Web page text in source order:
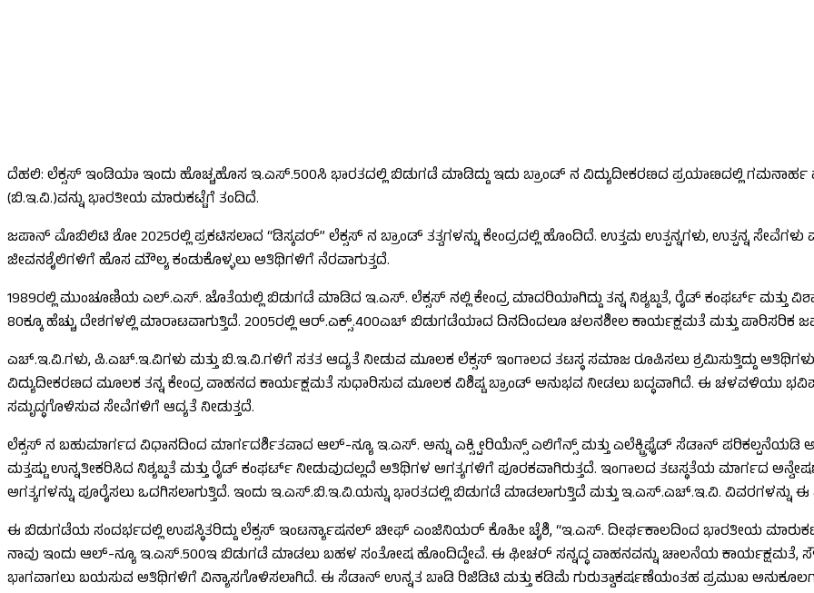
ದೆಹಲಿ: ಲೆಕ್ಸಸ್ ಇಂಡಿಯಾ ಇಂದು ಹೊಚ್ಚಹೊಸ ಇ.ಎಸ್.500ಸಿ ಭಾರತದಲ್ಲಿ ಬಿಡುಗಡೆ ಮಾಡಿದ್ದು ಇದು ಬ್ರಾಂಡ್ ನ ವಿದ್ಯುದೀಕರಣದ ಪ್ರಯಾಣದಲ್ಲಿ ಗಮನಾರ್ಹ
(ಬಿ.ಇ.ವಿ.)ವನ್ನು ಭಾರತೀಯ ಮಾರುಕಟ್ಟೆಗೆ ತಂದಿದೆ.
ಜಪಾನ್ ಮೊಬಿಲಿಟಿ ಶೋ 2025ರಲ್ಲಿ ಪ್ರಕಟಿಸಲಾದ “ಡಿಸ್ಕವರ್” ಲೆಕ್ಸಸ್ ನ ಬ್ರಾಂಡ್ ತತ್ವಗಳನ್ನು ಕೇಂದ್ರದಲ್ಲಿ ಹೊಂದಿದೆ. ಉತ್ತಮ ಉತ್ಪನ್ನಗಳು, ಉತ್ಪನ್ನ
ಜೀವನಶೈಲಿಗಳಿಗೆ ಹೊಸ ಮೌಲ್ಯ ಕಂಡುಕೊಳ್ಳಲು ಅತಿಥಿಗಳಿಗೆ ನೆರವಾಗುತ್ತದೆ.
1989ರಲ್ಲಿ ಮುಂಚೂಣಿಯ ಎಲ್.ಎಸ್. ಜೊತೆಯಲ್ಲಿ ಬಿಡುಗಡೆ ಮಾಡಿದ ಇ.ಎಸ್. ಲೆಕ್ಸಸ್‍ ನಲ್ಲಿ ಕೇಂದ್ರ ಮಾದರಿಯಾಗಿದ್ದು ತನ್ನ ನಿಶ್ಯಬ್ದತೆ, ರೈಡ್ ಕಂಫರ್ಟ್ ಮತ್ತು
80ಕ್ಕೂ ಹೆಚ್ಚು ದೇಶಗಳಲ್ಲಿ ಮಾರಾಟವಾಗುತ್ತಿದೆ. 2005ರಲ್ಲಿ ಆರ್.ಎಕ್ಸ್.400ಎಚ್ ಬಿಡುಗಡೆಯಾದ ದಿನದಿಂದಲೂ ಚಲನಶೀಲ ಕಾರ್ಯಕ್ಷಮತೆ ಮತ್ತು ಪಾರಿಸರಿಕ
ಎಚ್.ಇ.ವಿ.ಗಳು, ಪಿ.ಎಚ್.ಇ.ವಿಗಳು ಮತ್ತು ಬಿ.ಇ.ವಿ.ಗಳಿಗೆ ಸತತ ಆದ್ಯತೆ ನೀಡುವ ಮೂಲಕ ಲೆಕ್ಸಸ್ ಇಂಗಾಲದ ತಟಸ್ಥ ಸಮಾಜ ರೂಪಿಸಲು ಶ್ರಮಿಸುತ್ತಿದ್ದು ಅತಿಥಿಗಳು
ವಿದ್ಯುದೀಕರಣದ ಮೂಲಕ ತನ್ನ ಕೇಂದ್ರ ವಾಹನದ ಕಾರ್ಯಕ್ಷಮತೆ ಸುಧಾರಿಸುವ ಮೂಲಕ ವಿಶಿಷ್ಟ ಬ್ರಾಂಡ್ ಅನುಭವ ನೀಡಲು ಬದ್ಧವಾಗಿದೆ. ಈ ಚಳವಳಿಯು
ಸಮೃದ್ಧಗೊಳಿಸುವ ಸೇವೆಗಳಿಗೆ ಆದ್ಯತೆ ನೀಡುತ್ತದೆ.
ಲೆಕ್ಸಸ್ ನ ಬಹುಮಾರ್ಗದ ವಿಧಾನದಿಂದ ಮಾರ್ಗದರ್ಶಿತವಾದ ಆಲ್-ನ್ಯೂ ಇ.ಎಸ್. ಅನ್ನು ಎಕ್ಸ್ಪೀರಿಯೆನ್ಸ್ ಎಲಿಗೆನ್ಸ್ ಮತ್ತು ಎಲೆಕ್ಟ್ರಿಫೈಡ್ ಸೆಡಾನ್
ಮತ್ತಷ್ಟು ಉನ್ನತೀಕರಿಸಿದ ನಿಶ್ಯಬ್ದತೆ ಮತ್ತು ರೈಡ್ ಕಂಫರ್ಟ್ ನೀಡುವುದಲ್ಲದೆ ಅತಿಥಿಗಳ ಅಗತ್ಯಗಳಿಗೆ ಪೂರಕವಾಗಿರುತ್ತದೆ. ಇಂಗಾಲದ ತಟಸ್ಥತೆಯ ಮಾರ್ಗದ
ಅಗತ್ಯಗಳನ್ನು ಪೂರೈಸಲು ಒದಗಿಸಲಾಗುತ್ತಿದೆ. ಇಂದು ಇ.ಎಸ್.ಬಿ.ಇ.ವಿ.ಯನ್ನು ಭಾರತದಲ್ಲಿ ಬಿಡುಗಡೆ ಮಾಡಲಾಗುತ್ತಿದೆ ಮತ್ತು ಇ.ಎಸ್.ಎಚ್.ಇ.ವಿ. ವಿವರಗಳನ್ನು ಈ
ಈ ಬಿಡುಗಡೆಯ ಸಂದರ್ಭದಲ್ಲಿ ಉಪಸ್ಥಿತರಿದ್ದು ಲೆಕ್ಸಸ್ ಇಂಟರ್ನ್ಯಾಷನಲ್ ಚೀಫ್ ಎಂಜಿನಿಯರ್ ಕೊಹೀ ಚೈಶಿ, “ಇ.ಎಸ್. ದೀರ್ಘಕಾಲದಿಂದ ಭಾರತೀಯ
ನಾವು ಇಂದು ಆಲ್-ನ್ಯೂ ಇ.ಎಸ್.500ಇ ಬಿಡುಗಡೆ ಮಾಡಲು ಬಹಳ ಸಂತೋಷ ಹೊಂದಿದ್ದೇವೆ. ಈ ಫೀಚರ್ ಸನ್ನದ್ಧ ವಾಹನವನ್ನು ಚಾಲನೆಯ ಕಾರ್ಯಕ್ಷಮತೆ,
ಭಾಗವಾಗಲು ಬಯಸುವ ಅತಿಥಿಗಳಿಗೆ ವಿನ್ಯಾಸಗೊಳಿಸಲಾಗಿದೆ. ಈ ಸೆಡಾನ್ ಉನ್ನತ ಬಾಡಿ ರಿಜಿಡಿಟಿ ಮತ್ತು ಕಡಿಮೆ ಗುರುತ್ವಾಕರ್ಷಣೆಯಂತಹ ಪ್ರಮುಖ